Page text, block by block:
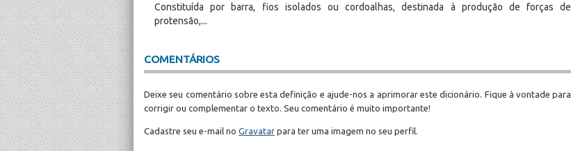
Constituída por barra, fios isolados ou cordoalhas, destinada à produção de forças de
protensão,...
COMENTÁRIOS
Deixe seu comentário sobre esta definição e ajude-nos a aprimorar este dicionário. Fique à vontade para
corrigir ou complementar o texto. Seu comentário é muito importante!
Cadastre seu e-mail no Gravatar para ter uma imagem no seu perfil.